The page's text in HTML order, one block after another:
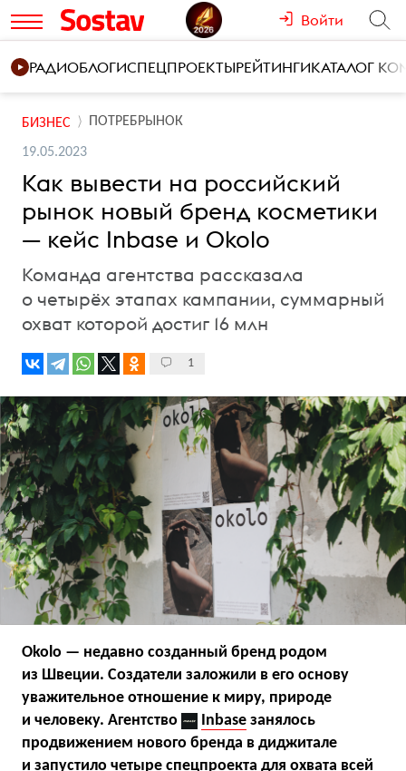
Войти
РАДИОБЛОГИСПЕЦПРОЕКТЫРЕЙТИНГИКАТАЛОГ
БИЗНЕС ПОТРЕБРЫНОК
19.05.2023
Как вывести на российский
рынок новый бренд косметики
— кейс Inbase и Okolo
Команда агентства рассказала
о четырёх этапах кампании, суммарный
охват которой достиг 16 млн
1
Okolo — недавно созданный бренд родом
из Швеции. Создатели заложили в его основу
уважительное отношение к миру, природе
и человеку. Агентство
Inbase занялось
продвижением нового бренда в диджитале
и запустило четыре спецпроекта для охвата всей